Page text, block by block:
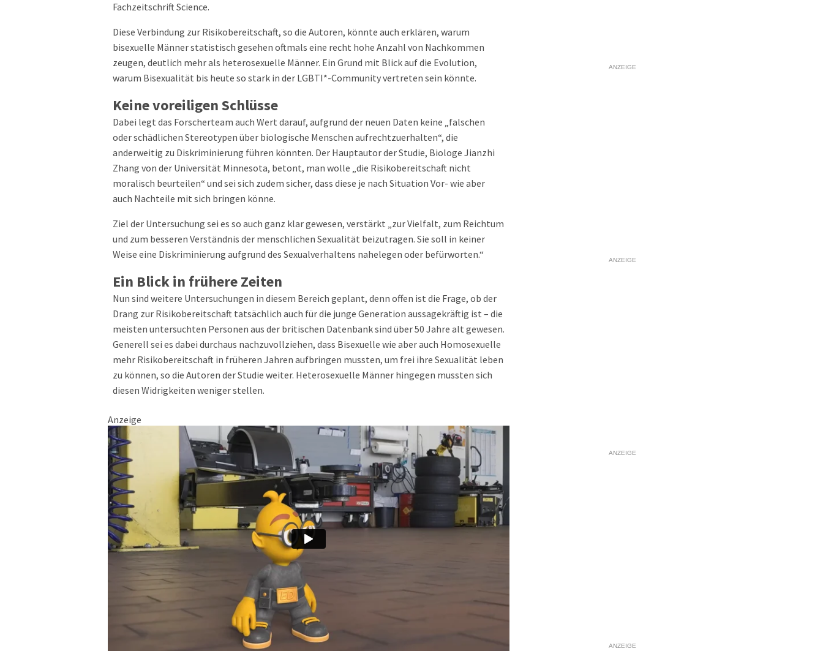
Fachzeitschrift Science.
Diese Verbindung zur Risikobereitschaft, so die Autoren, könnte auch erklären, warum
bisexuelle Männer statistisch gesehen oftmals eine recht hohe Anzahl von Nachkommen
zeugen, deutlich mehr als heterosexuelle Männer. Ein Grund mit Blick auf die Evolution,
warum Bisexualität bis heute so stark in der LGBTI*-Community vertreten sein könnte.
Keine voreiligen Schlüsse
Dabei legt das Forscherteam auch Wert darauf, aufgrund der neuen Daten keine „falschen
oder schädlichen Stereotypen über biologische Menschen aufrechtzuerhalten“, die
anderweitig zu Diskriminierung führen könnten. Der Hauptautor der Studie, Biologe Jianzhi
Zhang von der Universität Minnesota, betont, man wolle „die Risikobereitschaft nicht
moralisch beurteilen“ und sei sich zudem sicher, dass diese je nach Situation Vor- wie aber
auch Nachteile mit sich bringen könne.
Ziel der Untersuchung sei es so auch ganz klar gewesen, verstärkt „zur Vielfalt, zum Reichtum
und zum besseren Verständnis der menschlichen Sexualität beizutragen. Sie soll in keiner
Weise eine Diskriminierung aufgrund des Sexualverhaltens nahelegen oder befürworten.“
Ein Blick in frühere Zeiten
Nun sind weitere Untersuchungen in diesem Bereich geplant, denn offen ist die Frage, ob der
Drang zur Risikobereitschaft tatsächlich auch für die junge Generation aussagekräftig ist – die
meisten untersuchten Personen aus der britischen Datenbank sind über 50 Jahre alt gewesen.
Generell sei es dabei durchaus nachzuvollziehen, dass Bisexuelle wie aber auch Homosexuelle
mehr Risikobereitschaft in früheren Jahren aufbringen mussten, um frei ihre Sexualität leben
zu können, so die Autoren der Studie weiter. Heterosexuelle Männer hingegen mussten sich
diesen Widrigkeiten weniger stellen.
Anzeige
ANZEIGE
ANZEIGE
ANZEIGE
ANZEIGE